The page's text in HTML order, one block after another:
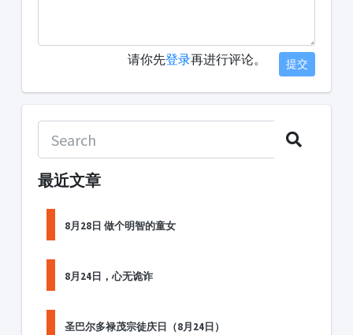
请你先登录再进行评论。 提交
最近文章
8月28日 做个明智的童女
8月24日，心无诡诈
圣巴尔多禄茂宗徒庆日（8月24日）